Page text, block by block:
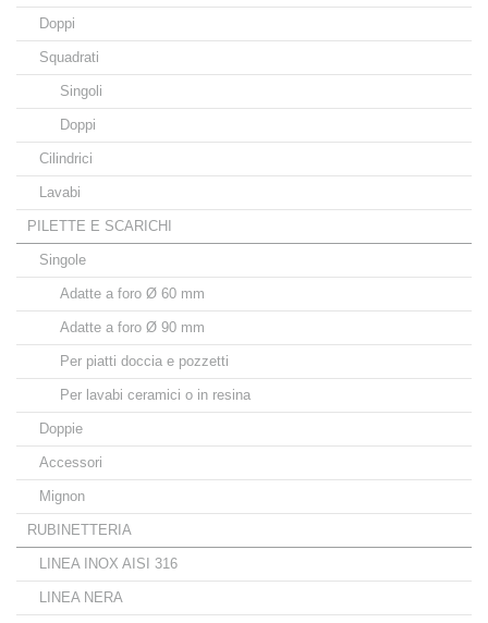
Doppi
Squadrati
Singoli
Doppi
Cilindrici
Lavabi
PILETTE E SCARICHI
Singole
Adatte a foro Ø 60 mm
Adatte a foro Ø 90 mm
Per piatti doccia e pozzetti
Per lavabi ceramici o in resina
Doppie
Accessori
Mignon
RUBINETTERIA
LINEA INOX AISI 316
LINEA NERA